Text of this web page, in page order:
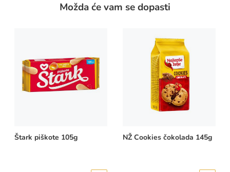
Možda će vam se dopasti
Štark piškote 105g NŽ Cookies čokolada 145g